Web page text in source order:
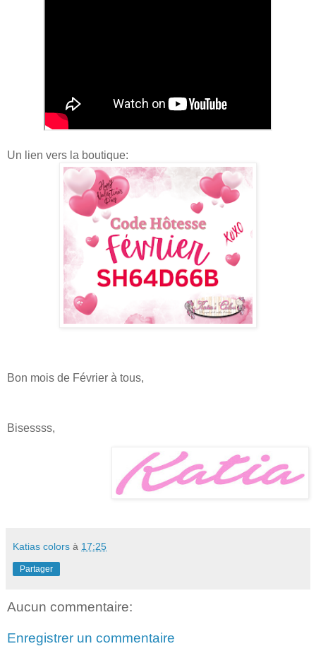
Un lien vers la boutique:
Bon mois de Février à tous,
Bisessss,
Katias colors à 17:25
Partager
Aucun commentaire:
Enregistrer un commentaire